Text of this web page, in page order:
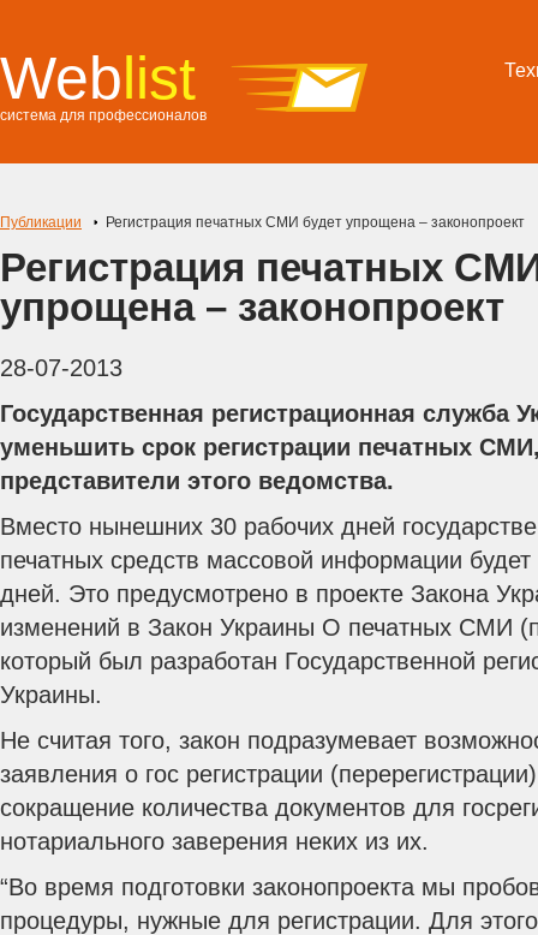
Weblist
система для профессионалов
Публикации Регистрация печатных СМИ будет упрощена – законопроект
Регистрация печатных
упрощена – законопроект
28-07-2013
Государственная регистрационная служба
уменьшить срок регистрации печатных
представители этого ведомства.
Вместо нынешних 30 рабочих дней
печатных средств массовой информации
дней. Это предусмотрено в проекте Закона
изменений в Закон Украины О печатных СМИ
который был разработан Государственной
Украины.
Не считая того, закон подразумевает
заявления о гос регистрации
сокращение количества документов для
нотариального заверения неких из их.
“Во время подготовки законопроекта мы
процедуры, нужные для регистрации. Для